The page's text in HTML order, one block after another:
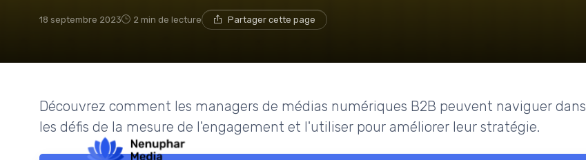
18 septembre 2023 2 min de lecture Partager cette page
Découvrez comment les managers de médias numériques B2B peuvent naviguer dans
les défis de la mesure de l'engagement et l'utiliser pour améliorer leur stratégie.